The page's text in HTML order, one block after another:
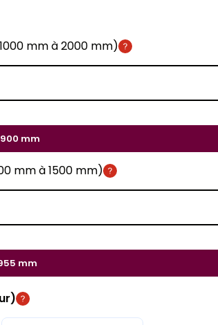
mm à 2000 mm)
900 mm
mm à 1500 mm)
mm